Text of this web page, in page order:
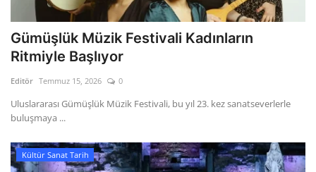
Gümüşlük Müzik Festivali Kadınların
Ritmiyle Başlıyor
Editör Temmuz 15, 2026 0
Uluslararası Gümüşlük Müzik Festivali, bu yıl 23. kez sanatseverlerle
buluşmaya ...
Kültür Sanat Tarih